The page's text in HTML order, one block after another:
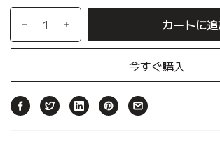
カートに
今すぐ購入